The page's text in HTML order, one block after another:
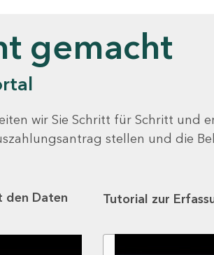
gemacht
wir Sie Schritt für Schritt und
stellen und die
den Daten
Tutorial zur